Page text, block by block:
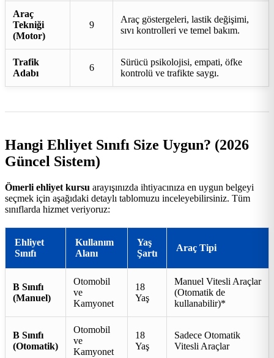
Araç
Tekniği
(Motor)
9
Araç göstergeleri, lastik değişimi,
sıvı kontrolleri ve temel bakım.
Trafik
Adabı
6
Sürücü psikolojisi, empati, öfke
kontrolü ve trafikte saygı.
Hangi Ehliyet Sınıfı Size Uygun? (2026
Güncel Sistem)
Ömerli ehliyet kursu arayışınızda ihtiyacınıza en uygun belgeyi
seçmek için aşağıdaki detaylı tablomuzu inceleyebilirsiniz. Tüm
sınıflarda hizmet veriyoruz:
Ehliyet
Sınıfı
Kullanım
Alanı
Yaş
Şartı
Araç Tipi
B Sınıfı
(Manuel)
Otomobil
ve
Kamyonet
18
Yaş
Manuel Vitesli Araçlar
(Otomatik de
kullanabilir)*
B Sınıfı
(Otomatik)
Otomobil
ve
Kamyonet
18
Yaş
Sadece Otomatik
Vitesli Araçlar